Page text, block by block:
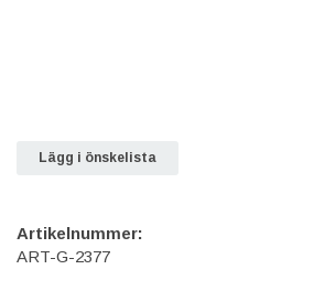
Lägg i önskelista
Artikelnummer:
ART-G-2377